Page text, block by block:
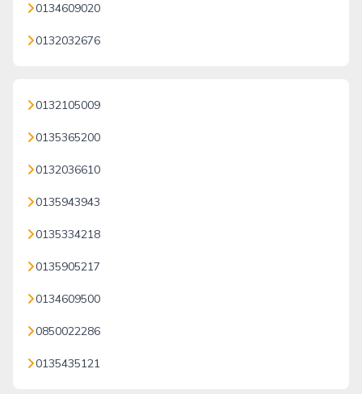
0134609020
0132032676
0132105009
0135365200
0132036610
0135943943
0135334218
0135905217
0134609500
0850022286
0135435121